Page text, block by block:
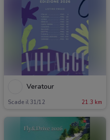
Veratour
Scade il 31/12 21.3 km